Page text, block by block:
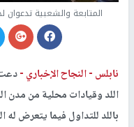
المتابعة والشعبية
نابلس -النجاح الإخباري -دعت
اللد وقيادات محلية من مدن
باللد للتداول فيما يتعرض